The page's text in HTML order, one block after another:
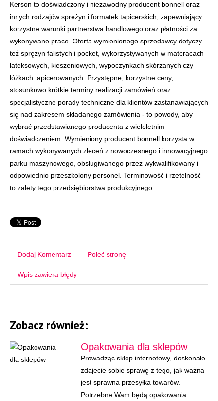
Kerson to doświadczony i niezawodny producent bonnell oraz
innych rodzajów sprężyn i formatek tapicerskich, zapewniający
korzystne warunki partnerstwa handlowego oraz płatności za
wykonywane prace. Oferta wymienionego sprzedawcy dotyczy
też sprężyn falistych i pocket, wykorzystywanych w materacach
lateksowych, kieszeniowych, wypoczynkach skórzanych czy
łóżkach tapicerowanych. Przystępne, korzystne ceny,
stosunkowo krótkie terminy realizacji zamówień oraz
specjalistyczne porady techniczne dla klientów zastanawiających
się nad zakresem składanego zamówienia - to powody, aby
wybrać przedstawianego producenta z wieloletnim
doświadczeniem. Wymieniony producent bonnell korzysta w
ramach wykonywanych zleceń z nowoczesnego i innowacyjnego
parku maszynowego, obsługiwanego przez wykwalifikowany i
odpowiednio przeszkolony personel. Terminowość i rzetelność
to zalety tego przedsiębiorstwa produkcyjnego.
Dodaj Komentarz Poleć stronę
Wpis zawiera błędy
Zobacz również:
Opakowania dla sklepów
Prowadząc sklep internetowy, doskonale
zdajecie sobie sprawę z tego, jak ważna
jest sprawna przesyłka towarów.
Potrzebne Wam będą opakowania